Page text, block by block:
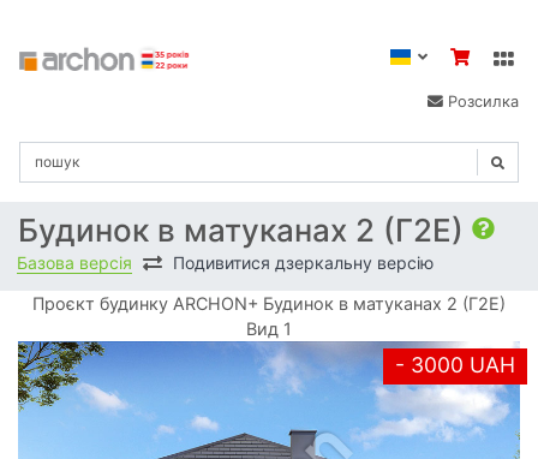
Розсилка
Будинок в матуканах 2 (Г2Е)
Базова версія Подивитися дзеркальну версію
Проєкт будинку ARCHON+ Будинок в матуканах 2 (Г2Е)
Вид 1
- 3000 UAH